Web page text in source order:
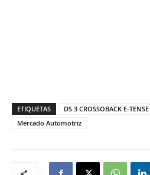
ETIQUETAS DS 3 CROSSOBACK E-TENSE
Mercado Automotriz